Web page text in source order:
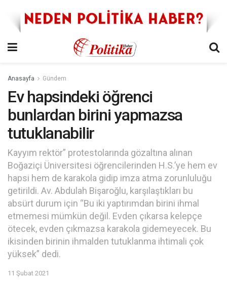
Anasayfa Gündem
Ev hapsindeki öğrenci
bunlardan birini yapmazsa
tutuklanabilir
Kayyım rektör” protestolarında gözaltına alınan
Boğaziçi Üniversitesi öğrencilerinden H.S.’ye hem ev
hapsi hem de karakola gidip imza atma zorunluluğu
getirildi. Av. Abdulah Bişaroğlu, karşılaştıkları bu
absürt durum için “Bu iki yaptırımdan birini ihmal
etmemesi mümkün değil. Evden çıkarsa kelepçe
ötecek, evden çıkmazsa karakola gidemeyecek. Bu
ikisinden birinin ihmalden tutuklanma ihtimali çok
yüksek” dedi.
11 Şubat 2021